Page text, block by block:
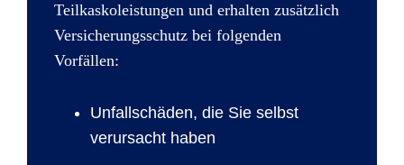
Teilkaskoleistungen und erhalten zusätzlich
Versicherungsschutz bei folgenden
Vorfällen:
Unfallschäden, die Sie selbst
verursacht haben